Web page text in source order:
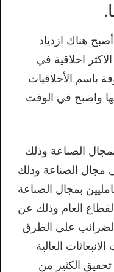
هناك ازدياد
اخلاقية في
باسم الأخلاقيات
واصبح في الوقت
الصناعة وذلك
مجال الصناعة وذلك
بمجال الصناعة
العام وذلك عن
على الطرق
العالية
الكثير من